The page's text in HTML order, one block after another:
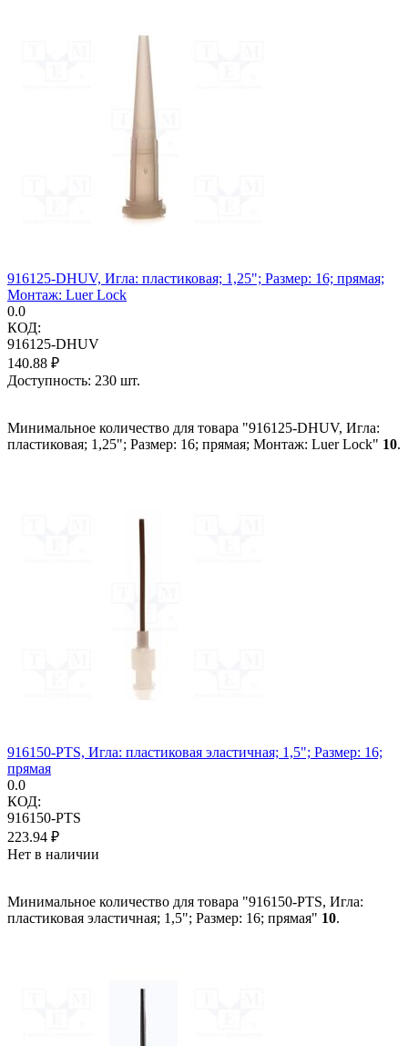
916125-DHUV, Игла: пластиковая; 1,25"; Размер: 16; прямая;
Монтаж: Luer Lock
0.0
КОД:
916125-DHUV
140.88 ₽
Доступность: 230 шт.
Минимальное количество для товара "916125-DHUV, Игла:
пластиковая; 1,25"; Размер: 16; прямая; Монтаж: Luer Lock" 10.
916150-PTS, Игла: пластиковая эластичная; 1,5"; Размер: 16;
прямая
0.0
КОД:
916150-PTS
223.94 ₽
Нет в наличии
Минимальное количество для товара "916150-PTS, Игла:
пластиковая эластичная; 1,5"; Размер: 16; прямая" 10.